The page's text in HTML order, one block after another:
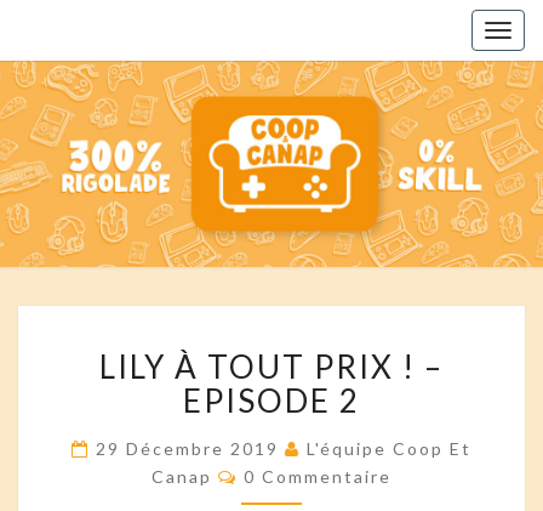
COOP
ET
CANAP'
Des
Podcasts
Pour
Toute La
Famille
À
TOUT
PRIX
!
–
EPISODE
LILY À TOUT PRIX ! –
EPISODE 2
29 Décembre 2019
L'équipe Coop Et
Canap
Commentaires
0 Commentaire